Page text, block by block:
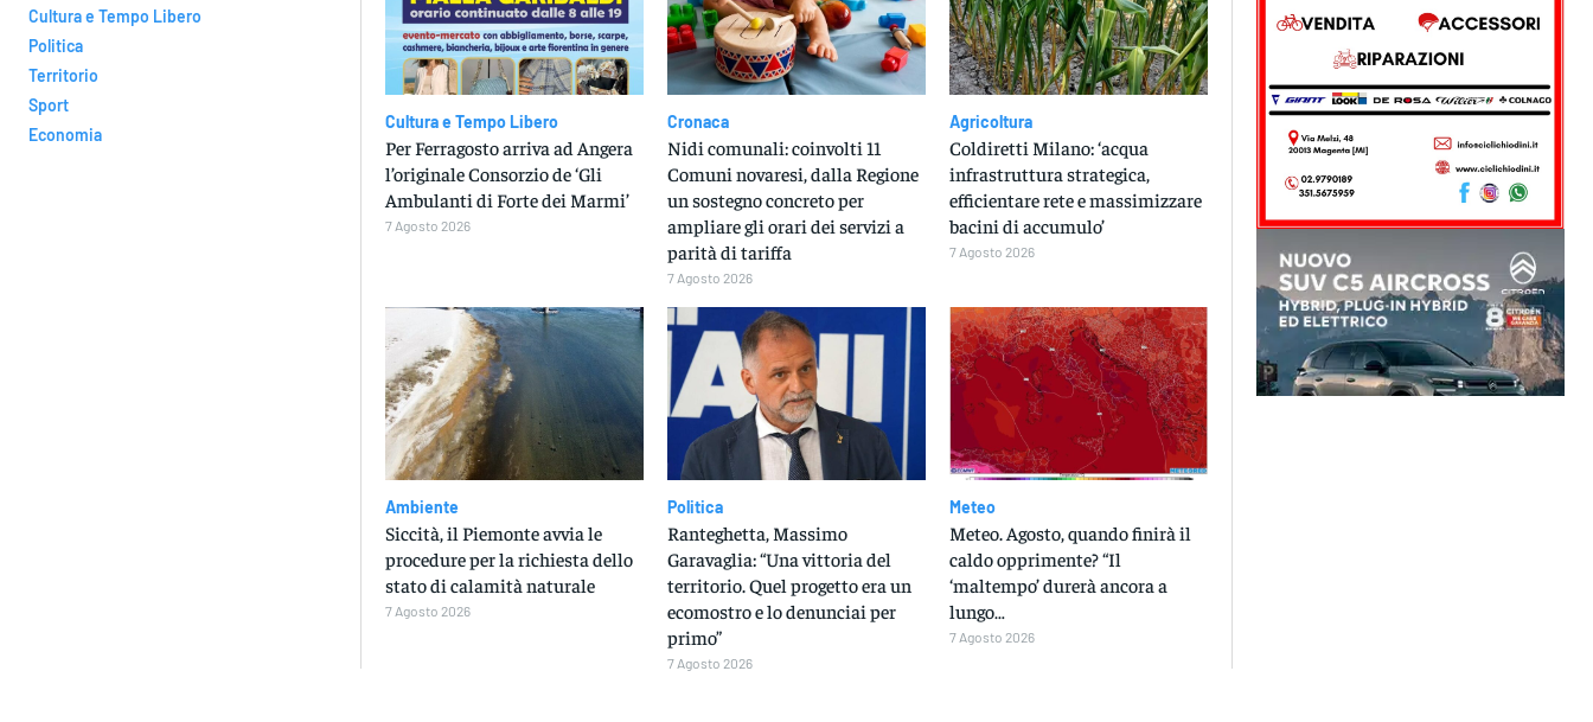
Cultura e Tempo Libero
Politica
Territorio
Sport
Economia
Cultura e Tempo Libero
Per Ferragosto arriva ad Angera
l’originale Consorzio de ‘Gli
Ambulanti di Forte dei Marmi’
7 Agosto 2026
Cronaca
Nidi comunali: coinvolti 11
Comuni novaresi, dalla Regione
un sostegno concreto per
ampliare gli orari dei servizi a
parità di tariffa
7 Agosto 2026
Agricoltura
Coldiretti Milano: ‘acqua
infrastruttura strategica,
efficientare rete e massimizzare
bacini di accumulo’
7 Agosto 2026
Ambiente
Siccità, il Piemonte avvia le
procedure per la richiesta dello
stato di calamità naturale
7 Agosto 2026
Politica
Ranteghetta, Massimo
Garavaglia: “Una vittoria del
territorio. Quel progetto era un
ecomostro e lo denunciai per
primo”
7 Agosto 2026
Meteo
Meteo. Agosto, quando finirà il
caldo opprimente? “Il
‘maltempo’ durerà ancora a
lungo…
7 Agosto 2026